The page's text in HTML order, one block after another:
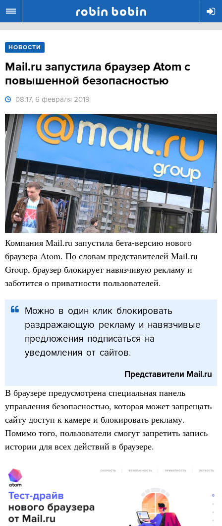
НОВОСТИ
Mail.ru запустила браузер Atom с
повышенной безопасностью
08:17, 6 февраля 2019
Компания Mail.ru запустила бета-версию нового
браузера Atom. По словам представителей Mail.ru
Group, браузер блокирует навязчивую рекламу и
заботится о приватности пользователей.
Можно в один клик блокировать
раздражающую рекламу и навязчивые
предложения подписаться на
уведомления от сайтов.
Представители Mail.ru
В браузере предусмотрена специальная панель
управления безопасностью, которая может запрещать
сайту доступ к камере и блокировать рекламу.
Помимо того, пользователи смогут запретить запись
истории для всех действий в браузере.